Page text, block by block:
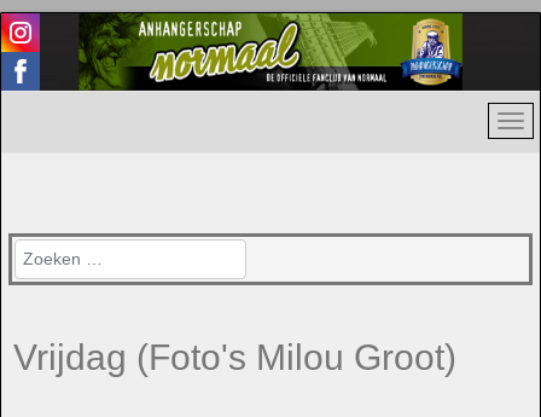
Zoeken
Vrijdag (Foto's Milou Groot)